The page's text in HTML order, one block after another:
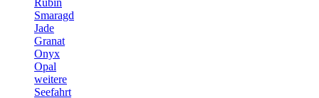
Rubin
Smaragd
Jade
Granat
Onyx
Opal
weitere
Seefahrt